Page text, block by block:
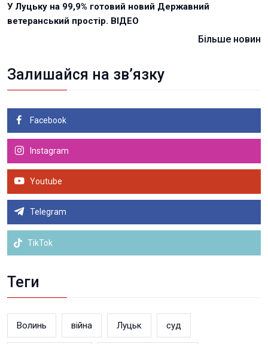
У Луцьку на 99,9% готовий новий Державний
ветеранський простір. ВІДЕО
Більше новин
Залишайся на зв’язку
Facebook
Instagram
Youtube
Telegram
TikTok
Теги
Волинь війна Луцьк суд